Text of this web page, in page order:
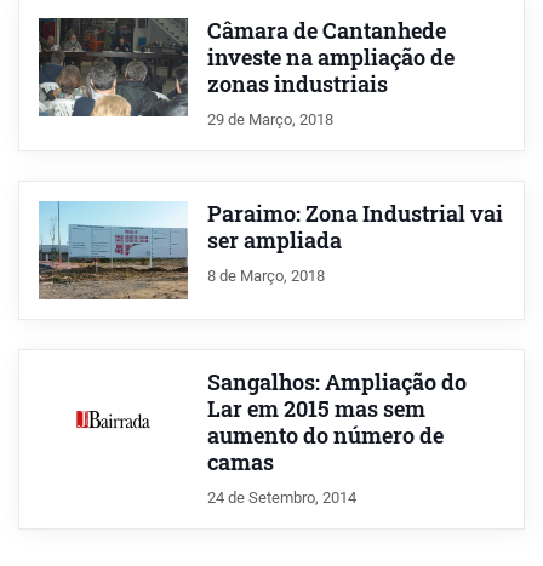
Câmara de Cantanhede
investe na ampliação de
zonas industriais
29 de Março, 2018
Paraimo: Zona Industrial vai
ser ampliada
8 de Março, 2018
Sangalhos: Ampliação do
Lar em 2015 mas sem
aumento do número de
camas
24 de Setembro, 2014